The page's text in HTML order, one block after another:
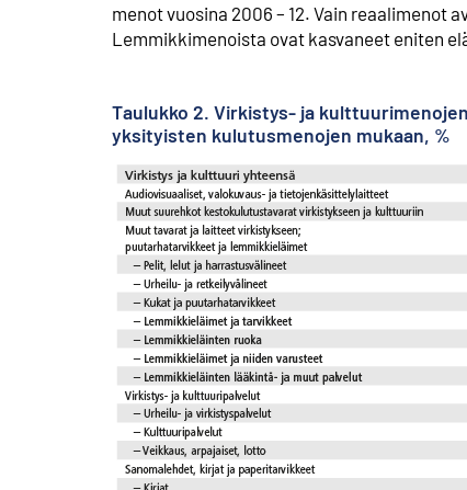
menot vuosina 2006 – 12. Vain reaalimenot
Lemmikkimenoista ovat kasvaneet eniten
Taulukko 2. Virkistys- ja
yksityisten kulutusmenojen mukaan, %